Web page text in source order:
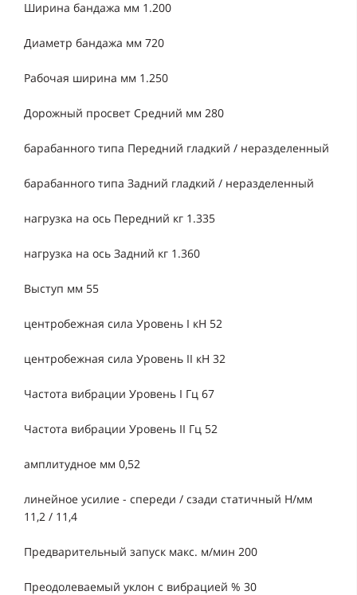
Ширина бандажа мм 1.200
Диаметр бандажа мм 720
Рабочая ширина мм 1.250
Дорожный просвет Средний мм 280
барабанного типа Передний гладкий / неразделенный
барабанного типа Задний гладкий / неразделенный
нагрузка на ось Передний кг 1.335
нагрузка на ось Задний кг 1.360
Выступ мм 55
центробежная сила Уровень I кН 52
центробежная сила Уровень II кН 32
Частота вибрации Уровень I Гц 67
Частота вибрации Уровень II Гц 52
амплитудное мм 0,52
линейное усилие - спереди / сзади статичный Н/мм
11,2 / 11,4
Предварительный запуск макс. м/мин 200
Преодолеваемый уклон с вибрацией % 30